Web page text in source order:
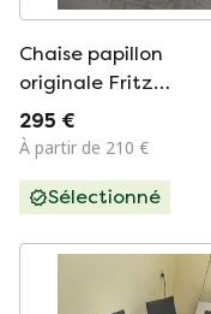
Chaise papillon
originale Fritz
Hansen
295 €
À partir de 210 €
Sélectionné